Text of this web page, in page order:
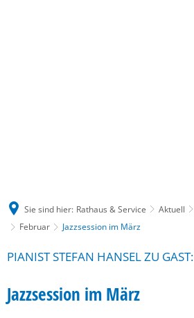
Sie sind hier: Rathaus & Service Aktuell
Februar
Jazzsession im März
PIANIST STEFAN HANSEL ZU GAST:
Jazzsession im März